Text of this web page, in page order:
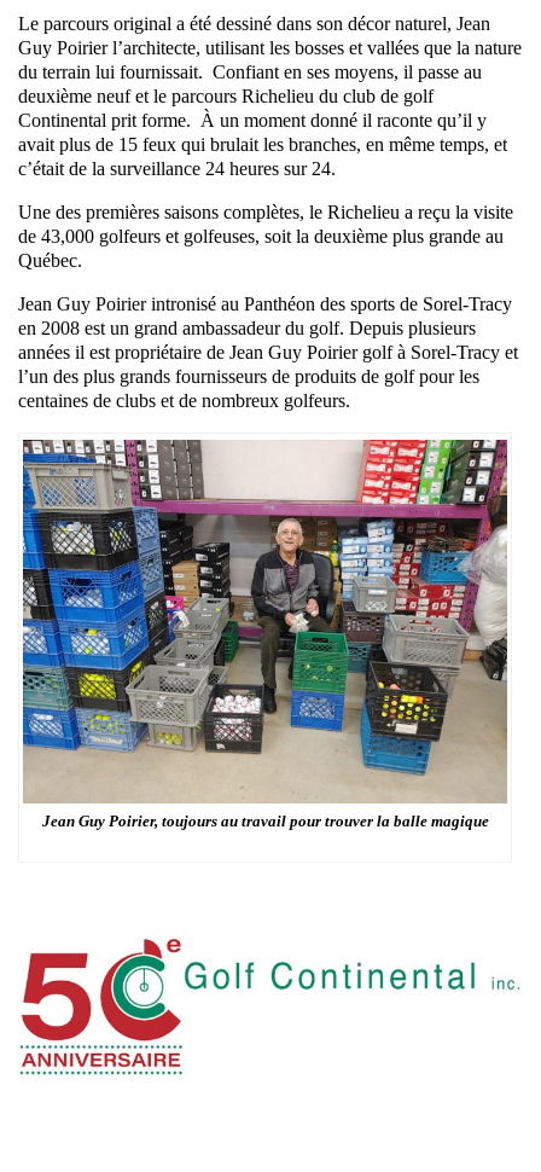
Le parcours original a été dessiné dans son décor naturel, Jean
Guy Poirier l’architecte, utilisant les bosses et vallées que la nature
du terrain lui fournissait. Confiant en ses moyens, il passe au
deuxième neuf et le parcours Richelieu du club de golf
Continental prit forme. À un moment donné il raconte qu’il y
avait plus de 15 feux qui brulait les branches, en même temps, et
c’était de la surveillance 24 heures sur 24.
Une des premières saisons complètes, le Richelieu a reçu la visite
de 43,000 golfeurs et golfeuses, soit la deuxième plus grande au
Québec.
Jean Guy Poirier intronisé au Panthéon des sports de Sorel-Tracy
en 2008 est un grand ambassadeur du golf. Depuis plusieurs
années il est propriétaire de Jean Guy Poirier golf à Sorel-Tracy et
l’un des plus grands fournisseurs de produits de golf pour les
centaines de clubs et de nombreux golfeurs.
Jean Guy Poirier, toujours au travail pour trouver la balle magique